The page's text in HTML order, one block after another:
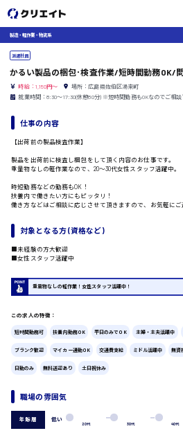
検品・包装・箱詰め
軽作業
フォークリフト
介護・医療系
製造・軽作業・物流系
派遣社員
かるい製品の梱包･検査作業/短時間勤務OK/
時給：1,150円～
場所：広島県佐伯区湯来町
就業時間：8:30〜17:30(休憩80分) ※短時間勤務もOKなのでご相談
仕事の内容
【出荷前の製品検査作業】
製品を出荷前に検査し梱包をして頂く内容のお仕事です。
重量物なしの軽作業なので、20〜30代女性スタッフ活躍中。
時短勤務などの勤務もOK！
扶養内で働きたい方にもピッタリ！
働き方などはご相談に応じさせて頂きますので、お気軽にご
対象となる方 (資格など)
■未経験の方大歓迎
■女性スタッフ活躍中
重量物なしの軽作業！女性スタッフ活躍中！
この求人の特徴：
短時間勤務可 扶養内勤務OK 平日のみでOK 主婦・主夫活躍中
ブランク歓迎 マイカー通勤OK 交通費支給 ミドル活躍中 無資
日勤のみ 無料送迎あり 土日祝休み
職場の雰囲気
年齢層 低い
20代 30代 40代